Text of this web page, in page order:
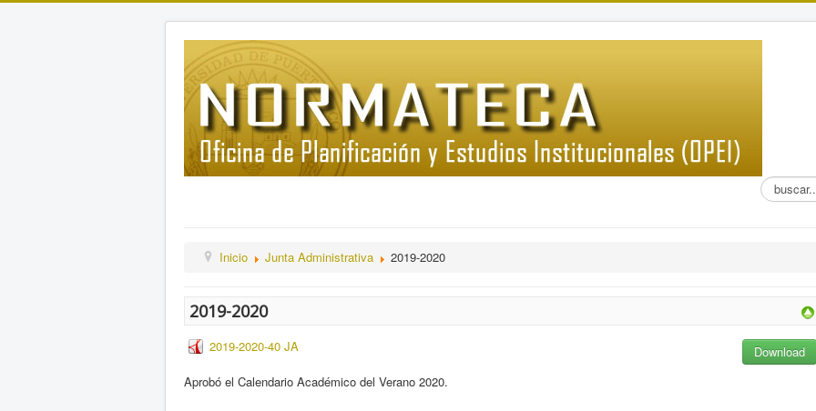
Buscar...
Inicio Junta Administrativa 2019-2020
2019-2020
2019-2020-40 JA
Download
Aprobó el Calendario Académico del Verano 2020.